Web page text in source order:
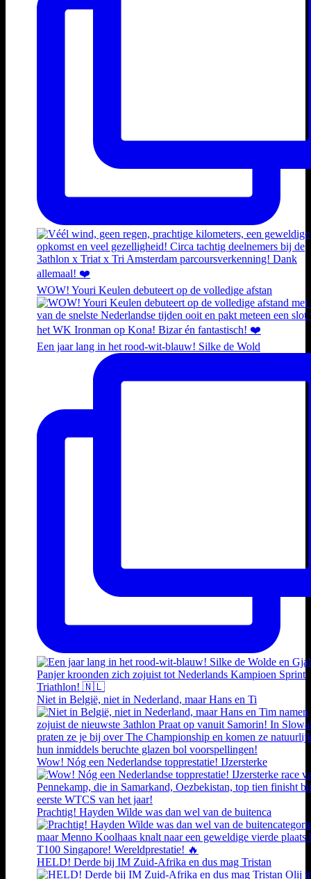
WOW! Youri Keulen debuteert op de volledige afstan
Een jaar lang in het rood-wit-blauw! Silke de Wold
Niet in België, niet in Nederland, maar Hans en Ti
Wow! Nóg een Nederlandse topprestatie! IJzersterke
Prachtig! Hayden Wilde was dan wel van de buitenca
HELD! Derde bij IM Zuid-Afrika en dus mag Tristan